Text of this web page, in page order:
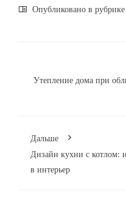
Опубликовано в рубрике
Утепление дома при
Дальше
Дизайн кухни с котлом:
в интерьер